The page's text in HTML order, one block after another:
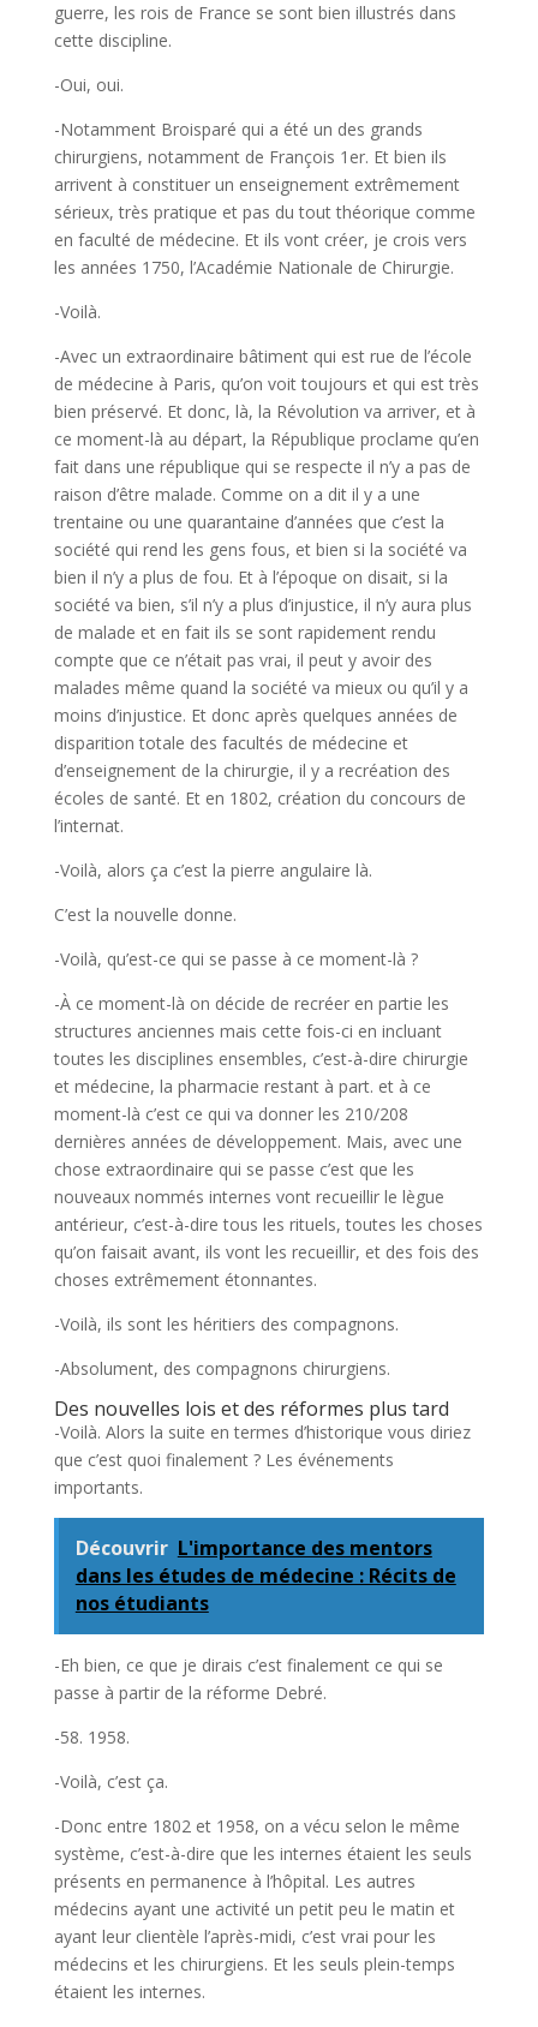
guerre, les rois de France se sont bien illustrés dans
cette discipline.
-Oui, oui.
-Notamment Broisparé qui a été un des grands
chirurgiens, notamment de François 1er. Et bien ils
arrivent à constituer un enseignement extrêmement
sérieux, très pratique et pas du tout théorique comme
en faculté de médecine. Et ils vont créer, je crois vers
les années 1750, l’Académie Nationale de Chirurgie.
-Voilà.
-Avec un extraordinaire bâtiment qui est rue de l’école
de médecine à Paris, qu’on voit toujours et qui est très
bien préservé. Et donc, là, la Révolution va arriver, et à
ce moment-là au départ, la République proclame qu’en
fait dans une république qui se respecte il n’y a pas de
raison d’être malade. Comme on a dit il y a une
trentaine ou une quarantaine d’années que c’est la
société qui rend les gens fous, et bien si la société va
bien il n’y a plus de fou. Et à l’époque on disait, si la
société va bien, s’il n’y a plus d’injustice, il n’y aura plus
de malade et en fait ils se sont rapidement rendu
compte que ce n’était pas vrai, il peut y avoir des
malades même quand la société va mieux ou qu’il y a
moins d’injustice. Et donc après quelques années de
disparition totale des facultés de médecine et
d’enseignement de la chirurgie, il y a recréation des
écoles de santé. Et en 1802, création du concours de
l’internat.
-Voilà, alors ça c’est la pierre angulaire là.
C’est la nouvelle donne.
-Voilà, qu’est-ce qui se passe à ce moment-là ?
-À ce moment-là on décide de recréer en partie les
structures anciennes mais cette fois-ci en incluant
toutes les disciplines ensembles, c’est-à-dire chirurgie
et médecine, la pharmacie restant à part. et à ce
moment-là c’est ce qui va donner les 210/208
dernières années de développement. Mais, avec une
chose extraordinaire qui se passe c’est que les
nouveaux nommés internes vont recueillir le lègue
antérieur, c’est-à-dire tous les rituels, toutes les choses
qu’on faisait avant, ils vont les recueillir, et des fois des
choses extrêmement étonnantes.
-Voilà, ils sont les héritiers des compagnons.
-Absolument, des compagnons chirurgiens.
Des nouvelles lois et des réformes plus tard
-Voilà. Alors la suite en termes d’historique vous diriez
que c’est quoi finalement ? Les événements
importants.
Découvrir L'importance des mentors
dans les études de médecine : Récits de
nos étudiants
-Eh bien, ce que je dirais c’est finalement ce qui se
passe à partir de la réforme Debré.
-58. 1958.
-Voilà, c’est ça.
-Donc entre 1802 et 1958, on a vécu selon le même
système, c’est-à-dire que les internes étaient les seuls
présents en permanence à l’hôpital. Les autres
médecins ayant une activité un petit peu le matin et
ayant leur clientèle l’après-midi, c’est vrai pour les
médecins et les chirurgiens. Et les seuls plein-temps
étaient les internes.